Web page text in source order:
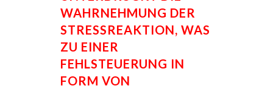
WAHRNEHMUNG DER
STRESSREAKTION, WAS
ZU EINER
FEHLSTEUERUNG IN
FORM VON